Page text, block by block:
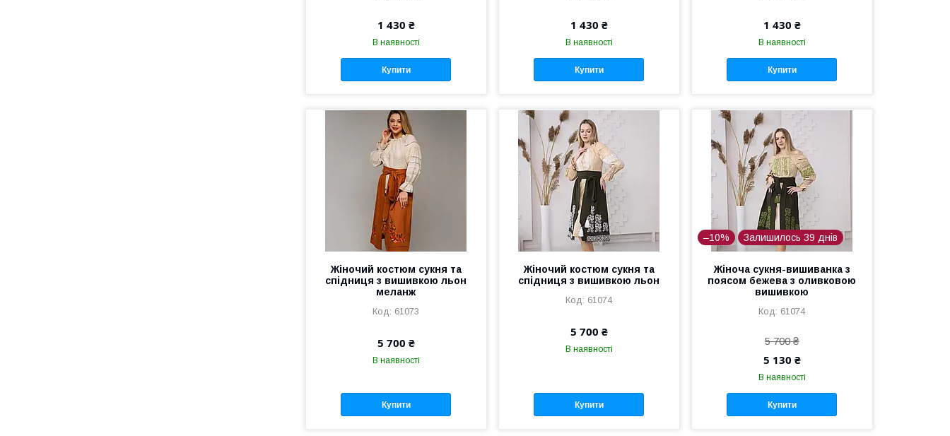
1 430 ₴
В наявності
Купити
1 430 ₴
В наявності
Купити
1 430 ₴
В наявності
Купити
Жіночий костюм сукня та
спідниця з вишивкою льон
меланж
61073
5 700 ₴
В наявності
Купити
Жіночий костюм сукня та
спідниця з вишивкою льон
61074
5 700 ₴
В наявності
Купити
–10% Залишилось 39 днів
Жіноча сукня-вишиванка з
поясом бежева з оливковою
вишивкою
61074
5 700 ₴
5 130 ₴
В наявності
Купити